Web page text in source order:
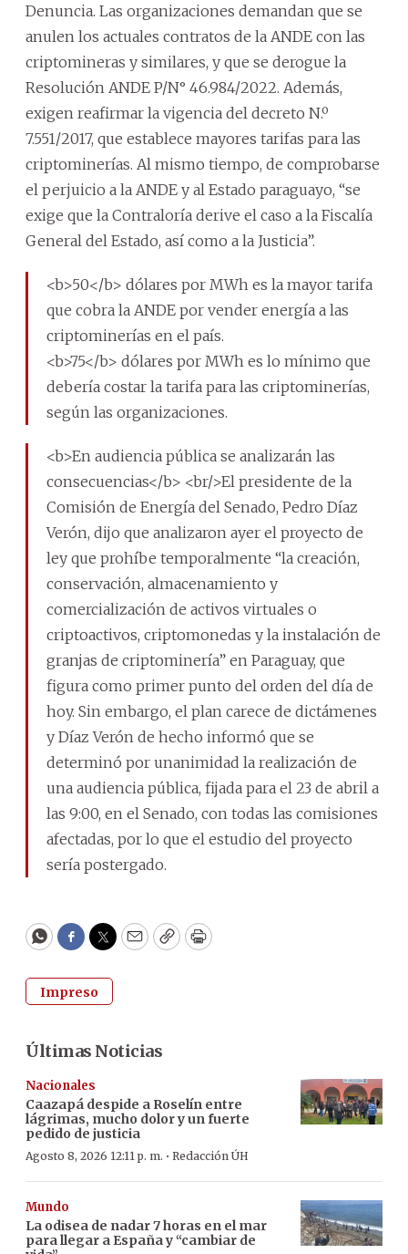
Denuncia. Las organizaciones demandan que se
anulen los actuales contratos de la ANDE con las
criptomineras y similares, y que se derogue la
Resolución ANDE P/N° 46.984/2022. Además,
exigen reafirmar la vigencia del decreto N.º
7.551/2017, que establece mayores tarifas para las
criptominerías. Al mismo tiempo, de comprobarse
el perjuicio a la ANDE y al Estado paraguayo, “se
exige que la Contraloría derive el caso a la Fiscalía
General del Estado, así como a la Justicia”.
<b>50</b> dólares por MWh es la mayor tarifa
que cobra la ANDE por vender energía a las
criptominerías en el país.
<b>75</b> dólares por MWh es lo mínimo que
debería costar la tarifa para las criptominerías,
según las organizaciones.
<b>En audiencia pública se analizarán las
consecuencias</b> <br/>El presidente de la
Comisión de Energía del Senado, Pedro Díaz
Verón, dijo que analizaron ayer el proyecto de
ley que prohíbe temporalmente “la creación,
conservación, almacenamiento y
comercialización de activos virtuales o
criptoactivos, criptomonedas y la instalación de
granjas de criptominería” en Paraguay, que
figura como primer punto del orden del día de
hoy. Sin embargo, el plan carece de dictámenes
y Díaz Verón de hecho informó que se
determinó por unanimidad la realización de
una audiencia pública, fijada para el 23 de abril a
las 9:00, en el Senado, con todas las comisiones
afectadas, por lo que el estudio del proyecto
sería postergado.
WhatsApp
Facebook
Twitter
EmailCopyPrint
Impreso
Últimas Noticias
Nacionales
Caazapá despide a Roselín entre
lágrimas, mucho dolor y un fuerte
pedido de justicia
Agosto 8, 2026 12:11 p. m. · Redacción ÚH
Mundo
La odisea de nadar 7 horas en el mar
para llegar a España y “cambiar de